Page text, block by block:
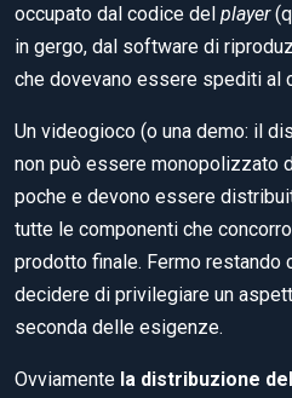
occupato dal codice del player
in gergo, dal software di
che dovevano essere spediti al
Un videogioco (o una demo: il
non può essere monopolizzato
poche e devono essere
tutte le componenti che
prodotto finale. Fermo
decidere di privilegiare un
seconda delle esigenze.
Ovviamente la distribuzione